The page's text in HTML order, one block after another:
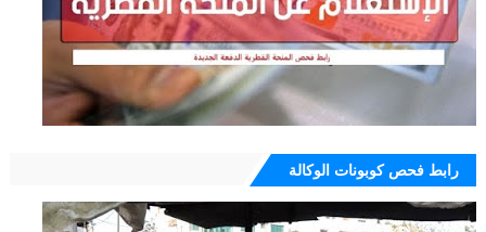
رابط فحص كوبونات الوكالة